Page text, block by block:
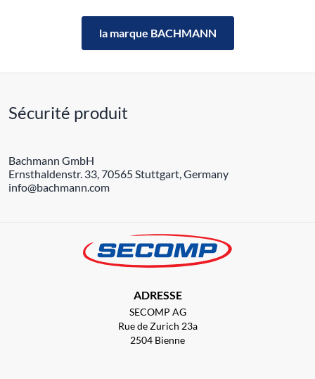
la marque BACHMANN
Sécurité produit
Bachmann GmbH
Ernsthaldenstr. 33, 70565 Stuttgart, Germany
info@bachmann.com
ADRESSE
SECOMP AG
Rue de Zurich 23a
2504 Bienne